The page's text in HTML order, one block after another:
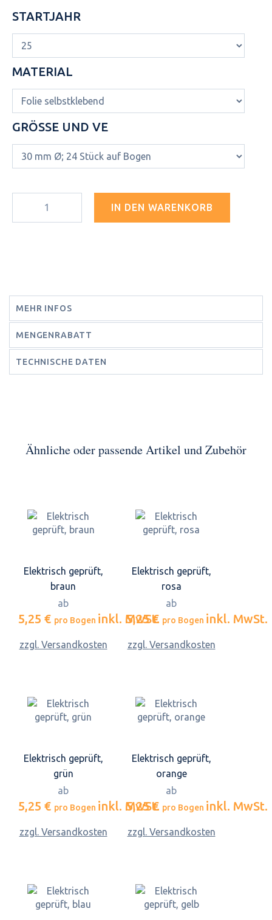
STARTJAHR
MATERIAL
GRÖSSE UND VE
IN DEN WARENKORB
MEHR INFOS
MENGENRABATT
TECHNISCHE DATEN
Ähnliche oder passende Artikel und Zubehör
Elektrisch geprüft,
braun
ab
5,25 € pro Bogen inkl. MwSt.
zzgl. Versandkosten
Elektrisch geprüft,
rosa
ab
5,25 € pro Bogen inkl. MwSt.
zzgl. Versandkosten
Elektrisch geprüft,
grün
ab
5,25 € pro Bogen inkl. MwSt.
zzgl. Versandkosten
Elektrisch geprüft,
orange
ab
5,25 € pro Bogen inkl. MwSt.
zzgl. Versandkosten